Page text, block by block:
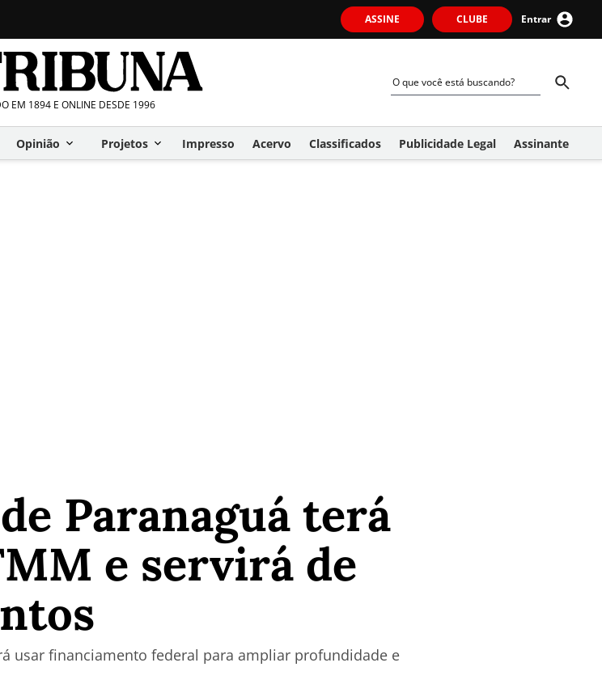
ASSINE CLUBE Entrar
EM 1894 E ONLINE DESDE 1996
Opinião Projetos Impresso Acervo Classificados Publicidade Legal Assinante
Paranaguá terá
e servirá de
usar financiamento federal para ampliar profundidade e